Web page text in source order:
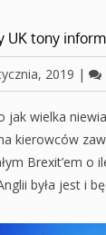
tony
2019 |
jak wielka
kierowców
Brexit’em o
była jest i